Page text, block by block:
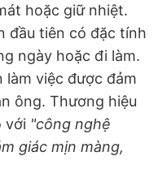
hoặc giữ nhiệt.
đầu tiên có đặc tính
ngày hoặc đi làm.
làm việc được đảm
ông. Thương hiệu
với "công nghệ
giác mịn màng,